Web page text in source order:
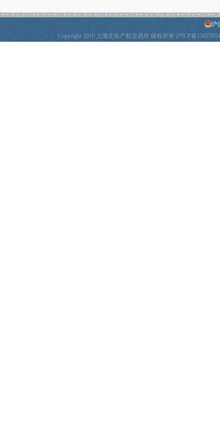
沪
Copyright 2010 上海文化产权交易所 版权所有沪ICP备